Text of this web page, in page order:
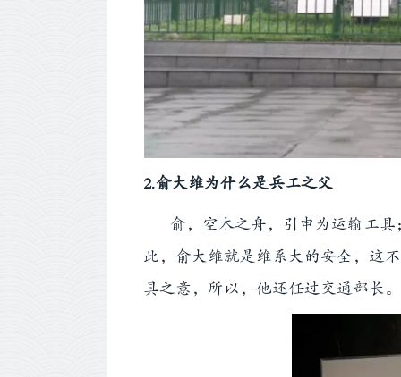
2.俞大维为什么是兵工之父
俞，空木之舟，引申为运输工具
此，俞大维就是维系大的安全，这
具之意，所以，他还任过交通部长。